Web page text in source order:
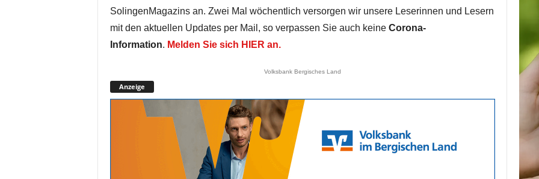
SolingenMagazins an. Zwei Mal wöchentlich versorgen wir unsere Leserinnen und Lesern
mit den aktuellen Updates per Mail, so verpassen Sie auch keine Corona-
Information. Melden Sie sich HIER an.
Volksbank Bergisches Land
Anzeige